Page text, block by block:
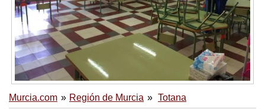
Murcia.com Región de Murcia Totana